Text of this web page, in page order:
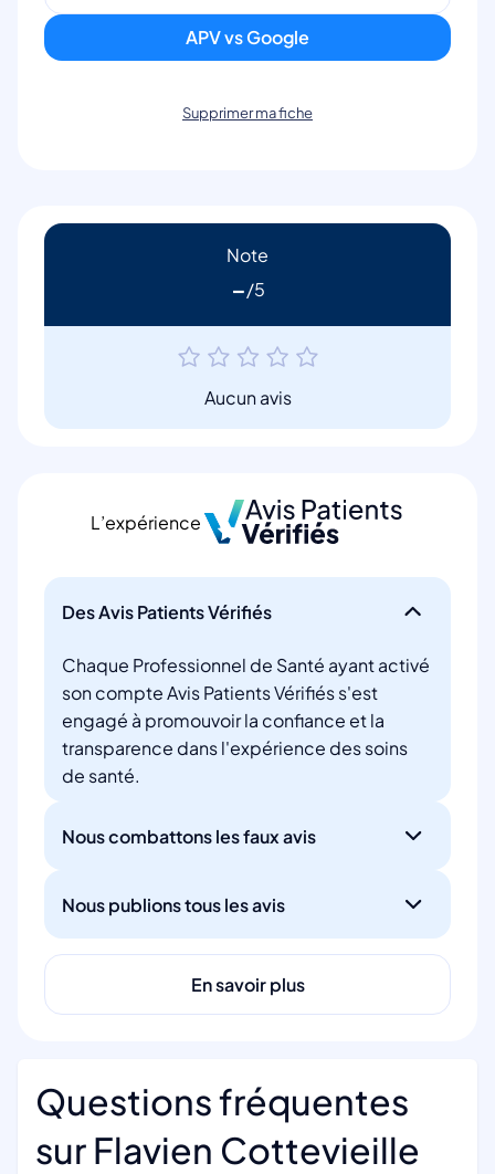
APV vs Google
Supprimer ma fiche
Note
-
Aucun avis
L’expérience
Des Avis Patients Vérifiés
Chaque Professionnel de Santé ayant activé
son compte Avis Patients Vérifiés s'est
engagé à promouvoir la confiance et la
transparence dans l'expérience des soins
de santé.
Nous combattons les faux avis
Nous publions tous les avis
En savoir plus
Questions fréquentes
sur Flavien Cottevieille